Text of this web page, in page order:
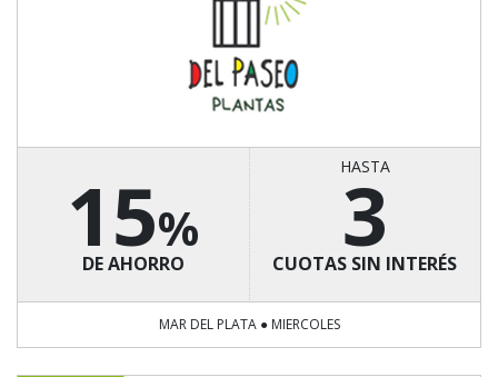
15%
DE AHORRO
HASTA
3
CUOTAS SIN INTERÉS
MAR DEL PLATA ● MIERCOLES